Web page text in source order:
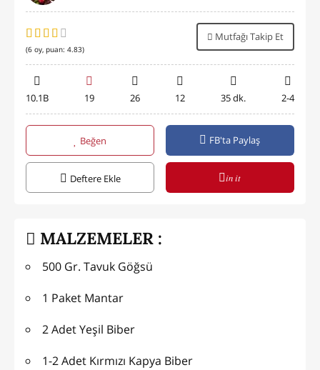
(6 oy, puan: 4.83)
Mutfağı Takip Et
10.1B 19 26 12 35 dk. 2-4
Beğen FB'ta Paylaş
Deftere Ekle in it
MALZEMELER :
500 Gr. Tavuk Göğsü
1 Paket Mantar
2 Adet Yeşil Biber
1-2 Adet Kırmızı Kapya Biber